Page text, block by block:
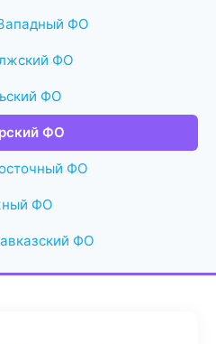
ФО
ФО
ФО
ФО
ФО
ФО
ФО